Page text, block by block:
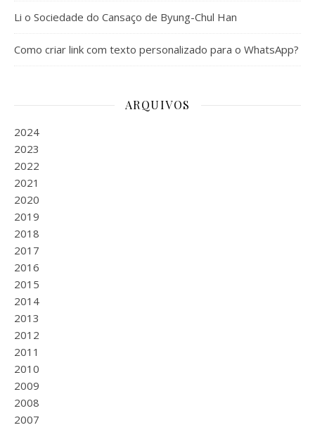
Li o Sociedade do Cansaço de Byung-Chul Han
Como criar link com texto personalizado para o WhatsApp?
ARQUIVOS
2024
2023
2022
2021
2020
2019
2018
2017
2016
2015
2014
2013
2012
2011
2010
2009
2008
2007